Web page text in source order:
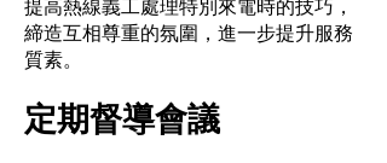
提高熱線義工處理特別來電時的技巧，
締造互相尊重的氛圍，進一步提升服務
質素。
定期督導會議